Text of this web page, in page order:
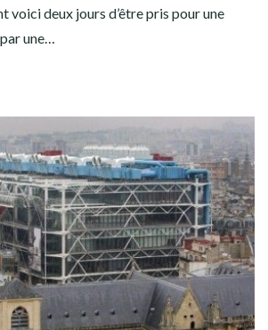
voici deux jours d’être pris pour une
une…